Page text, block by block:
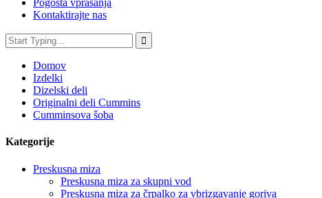
Pogosta vprašanja
Kontaktirajte nas
Domov
Izdelki
Dizelski deli
Originalni deli Cummins
Cumminsova šoba
Kategorije
Preskusna miza
Preskusna miza za skupni vod
Preskusna miza za črpalko za vbrizgavanje goriva